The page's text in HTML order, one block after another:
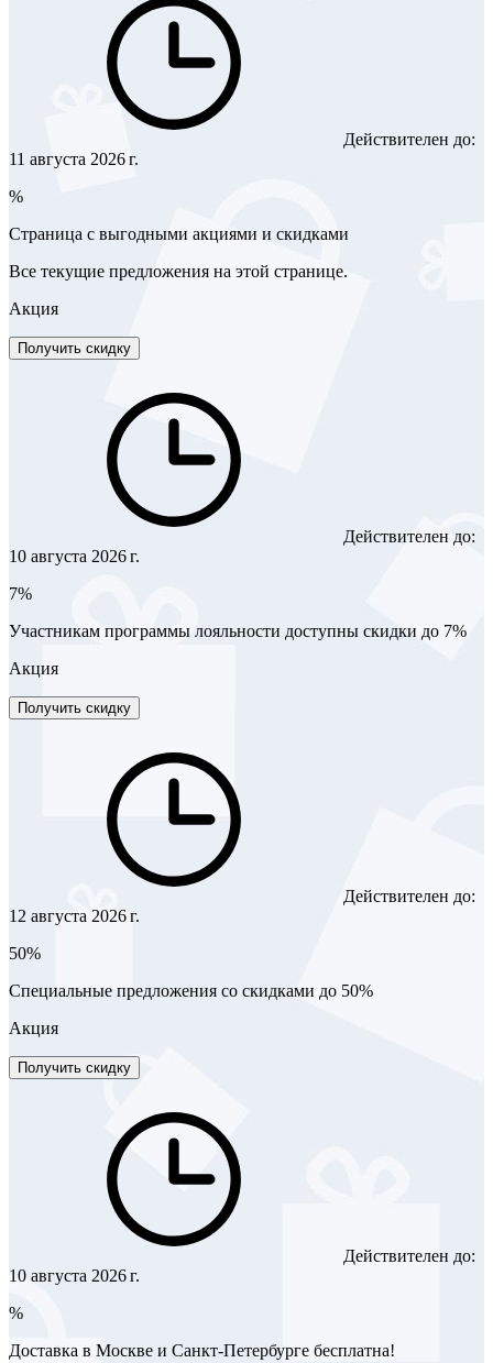
Действителен до:
11 августа 2026 г.
%
Страница с выгодными акциями и скидками
Все текущие предложения на этой странице.
Акция
Получить скидку
Действителен до:
10 августа 2026 г.
7%
Участникам программы лояльности доступны скидки до 7%
Акция
Получить скидку
Действителен до:
12 августа 2026 г.
50%
Специальные предложения со скидками до 50%
Акция
Получить скидку
Действителен до:
10 августа 2026 г.
%
Доставка в Москве и Санкт-Петербурге бесплатна!